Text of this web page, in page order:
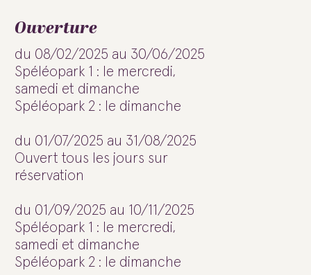
Ouverture
du 08/02/2025 au 30/06/2025
Spéléopark 1 : le mercredi,
samedi et dimanche
Spéléopark 2 : le dimanche
du 01/07/2025 au 31/08/2025
Ouvert tous les jours sur
réservation
du 01/09/2025 au 10/11/2025
Spéléopark 1 : le mercredi,
samedi et dimanche
Spéléopark 2 : le dimanche